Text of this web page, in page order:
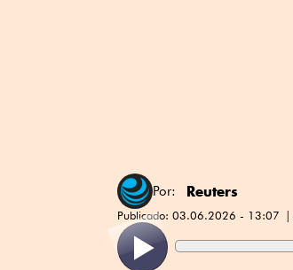
Por: Reuters
Publicado: 03.06.2026 - 13:07